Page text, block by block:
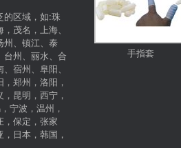
的区域，如:珠
茂名，上海、
州、镇江、泰
台州、丽水、合
宿州、阜阳、
郑州，洛阳，
昆明，西宁，
宁波，温州，
，保定，张家
日本，韩国，
手指套